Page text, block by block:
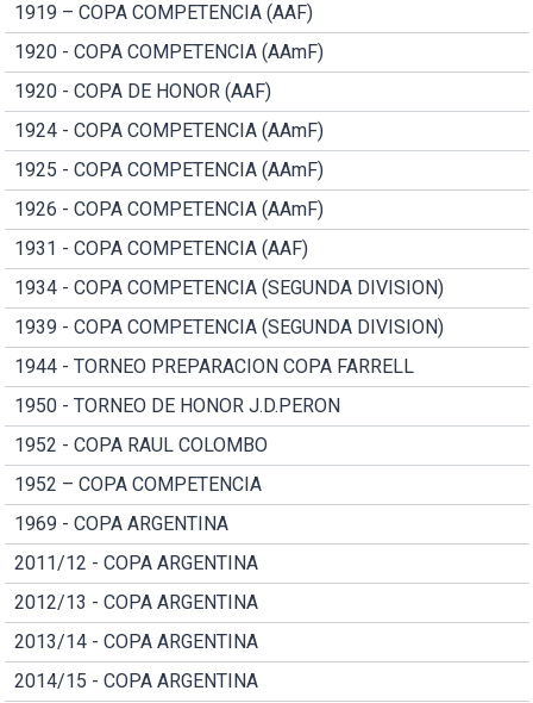
1919 – COPA COMPETENCIA (AAF)
1920 - COPA COMPETENCIA (AAmF)
1920 - COPA DE HONOR (AAF)
1924 - COPA COMPETENCIA (AAmF)
1925 - COPA COMPETENCIA (AAmF)
1926 - COPA COMPETENCIA (AAmF)
1931 - COPA COMPETENCIA (AAF)
1934 - COPA COMPETENCIA (SEGUNDA DIVISION)
1939 - COPA COMPETENCIA (SEGUNDA DIVISION)
1944 - TORNEO PREPARACION COPA FARRELL
1950 - TORNEO DE HONOR J.D.PERON
1952 - COPA RAUL COLOMBO
1952 – COPA COMPETENCIA
1969 - COPA ARGENTINA
2011/12 - COPA ARGENTINA
2012/13 - COPA ARGENTINA
2013/14 - COPA ARGENTINA
2014/15 - COPA ARGENTINA